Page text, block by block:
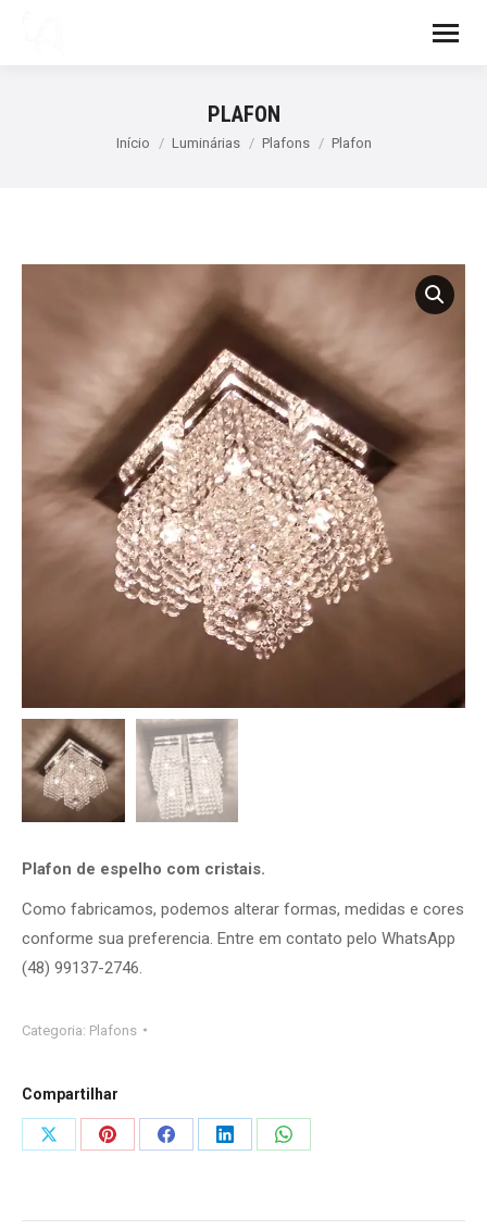
PLAFON
Você está aqui:
Início Luminárias Plafons Plafon
Plafon de espelho com cristais.
Como fabricamos, podemos alterar formas, medidas e cores
conforme sua preferencia. Entre em contato pelo WhatsApp
(48) 99137-2746.
Categoria: Plafons
Compartilhar
CompartilharCompartilharCompartilharCompartilharCompartilhar